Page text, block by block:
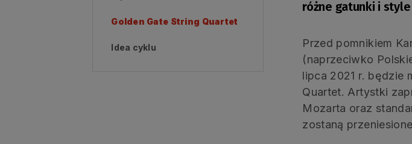
Golden Gate String Quartet
Idea cyklu
różne gatunki i
Przed pomnikiem
(naprzeciwko
lipca 2021 r. będzie
Quartet. Artystki
Mozarta oraz
zostaną